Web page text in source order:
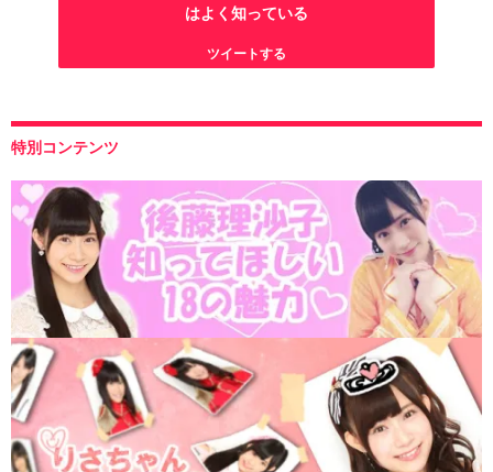
はよく知っている
ツイートする
特別コンテンツ